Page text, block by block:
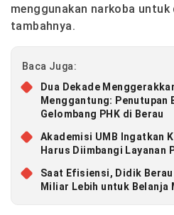
menggunakan narkoba untuk
tambahnya.
Baca Juga:
Dua Dekade
Menggantung: Penutupan
Gelombang PHK di Berau
Akademisi UMB Ingatkan
Harus Diimbangi Layanan
Saat Efisiensi, Didik
Miliar Lebih untuk Belanja